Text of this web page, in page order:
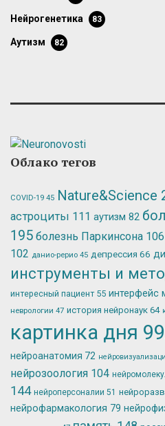
нейрогенетика 83
аутизм 82
Облако тегов
COVID-19 45 Nature&Science
астроциты 111 аутизм 82
195 болезнь Паркинсона 106
102 данио-рерио 45 депрессия 66
инструменты и
интересный пациент 55 интерфейс
неврологии 47 история нейронаук 64
картинка дня
нейроанатомия 72
нейрозоология 104
144 нейроперсоналии 51
нейрофармакология 79